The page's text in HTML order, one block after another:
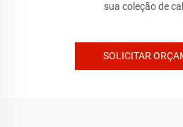
sua coleção de
SOLICITAR